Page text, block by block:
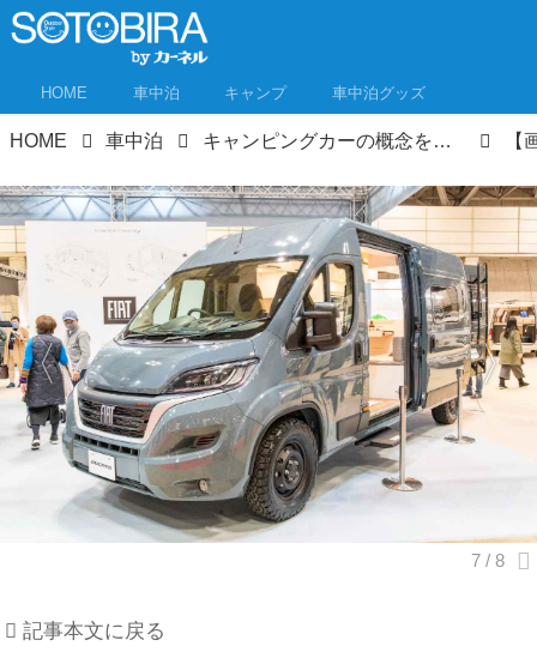
HOME 車中泊 キャンプ 車中泊グッズ
HOME 車中泊 キャンピングカーの概念を覆すインテリア！ バンライフ車両「room」はナニがスゴイのか、徹底解説！
記事本文に戻る